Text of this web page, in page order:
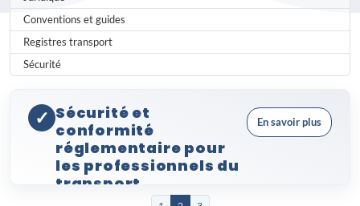
Conventions et guides
Registres transport
Sécurité
✓ Sécurité et
conformité
réglementaire pour
les professionnels du
transport
En savoir plus